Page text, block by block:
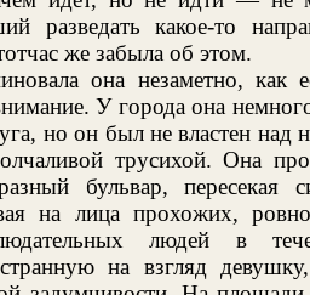
разведать какое-то
же забыла об этом.
она незаметно, как
У города она
но он был не властен над
трусихой. Она
бульвар, пересекая
на лица прохожих,
людей в
на взгляд